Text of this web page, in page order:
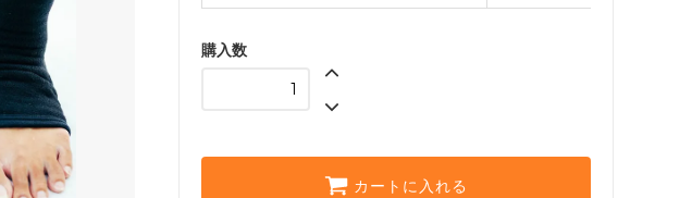
購入数
カートに入れる